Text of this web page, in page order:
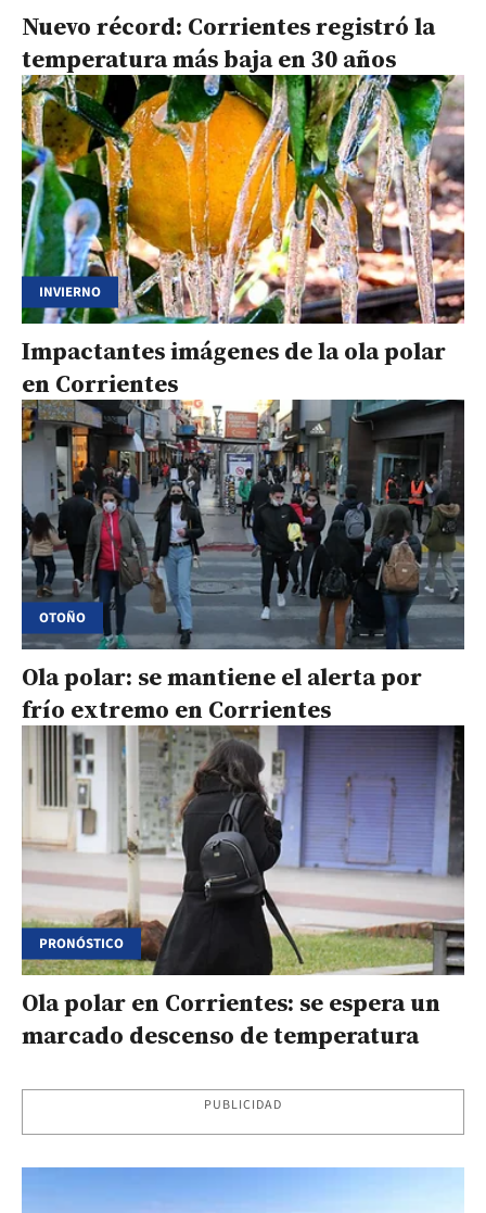
Nuevo récord: Corrientes registró la
temperatura más baja en 30 años
INVIERNO
Impactantes imágenes de la ola polar
en Corrientes
OTOÑO
Ola polar: se mantiene el alerta por
frío extremo en Corrientes
PRONÓSTICO
Ola polar en Corrientes: se espera un
marcado descenso de temperatura
PUBLICIDAD